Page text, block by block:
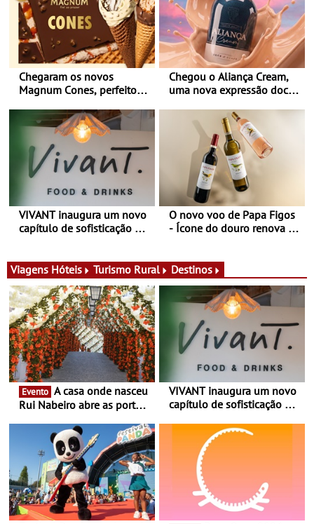
Chegaram os novos
Magnum Cones, perfeitos
Chegou o Aliança Cream,
uma nova expressão doce
VIVANT inaugura um novo
capítulo de sofisticação no
na Quinta do Lago com
uma experiência que une
gastronomia mediterrânica,
cocktails de assinatura e
música
O novo voo de Papa Figos
- Ícone do douro renova a
líder
Viagens Hóteis Turismo Rural Destinos
Evento
Rui Nabeiro abre as portas
Povo de Campo Maior -
Festas decorrem entre 8 e
16 de agosto
VIVANT inaugura um novo
capítulo de sofisticação no
gerência, o Vivant reabre
na Quinta do Lago com
uma experiência que une
gastronomia mediterrânica,
cocktails de assinatura e
música